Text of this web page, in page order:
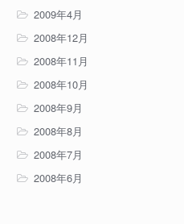
2009年4月
2008年12月
2008年11月
2008年10月
2008年9月
2008年8月
2008年7月
2008年6月